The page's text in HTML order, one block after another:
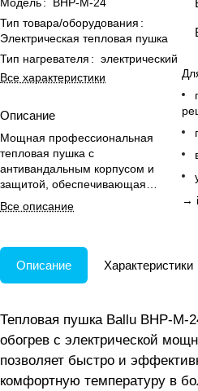
Тип товара/оборудования :
Электрическая тепловая пушка
Тип нагревателя : электрический
Все характеристики
Описание
Мощная профессиональная
тепловая пушка с
антивандальным корпусом и
защитой, обеспечивающая
круглосуточный обогрев
промышленных и строительных
Все описание
→
Описание Характеристики
Тепловая пушка Ballu BHP-M-
обогрев с электрической
позволяет быстро и
комфортную температуру в